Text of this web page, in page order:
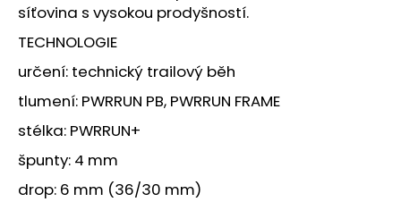
síťovina s vysokou prodyšností.
TECHNOLOGIE
určení: technický trailový běh
tlumení: PWRRUN PB, PWRRUN FRAME
stélka: PWRRUN+
špunty: 4 mm
drop: 6 mm (36/30 mm)
D
o
o
r
č
u
e